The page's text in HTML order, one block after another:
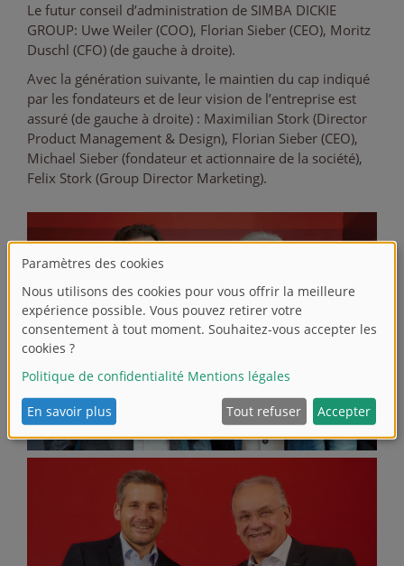
Le futur conseil d’administration de SIMBA DICKIE
GROUP: Uwe Weiler (COO), Florian Sieber (CEO), Moritz
Duschl (CFO) (de gauche à droite).
Avec la génération suivante, le maintien du cap indiqué
par les fondateurs et de leur vision de l’entreprise est
assuré (de gauche à droite) : Maximilian Stork (Director
Product Management & Design), Florian Sieber (CEO),
Michael Sieber (fondateur et actionnaire de la société),
Felix Stork (Group Director Marketing).